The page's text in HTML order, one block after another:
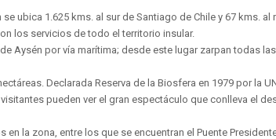
ubica 1.625 kms. al sur de Santiago de Chile y 67 kms.
los servicios de todo el territorio insular.
Aysén por vía marítima; desde este lugar zarpan todas
Declarada Reserva de la Biosfera en 1979 por la
pueden ver el gran espectáculo que conlleva el
la zona, entre los que se encuentran el Puente